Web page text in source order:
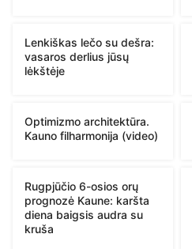
Lenkiškas lečo su dešra:
vasaros derlius jūsų
lėkštėje
Optimizmo architektūra.
Kauno filharmonija (video)
Rugpjūčio 6-osios orų
prognozė Kaune: karšta
diena baigsis audra su
kruša